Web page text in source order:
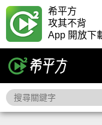
希平方
攻其不背
App 開放下